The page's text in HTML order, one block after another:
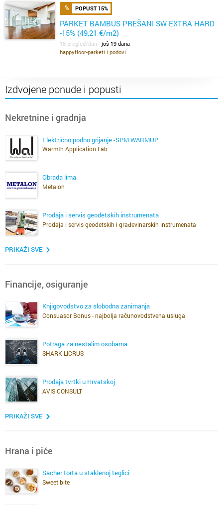
POPUST 15%
PARKET BAMBUS PREŠANI SW EXTRA HARD
-15% (49,21 €/m2)
18 pregled/dan još 19 dana
happyfloor-parketi i podovi
Izdvojene ponude i popusti
Nekretnine i gradnja
Električno podno grijanje -SPM WARMUP
Warmth Application Lab
Obrada lima
Metalon
Prodaja i servis geodetskih instrumenata
Prodaja i servis geodetskih i građevinarskih instrumenata
PRIKAŽI SVE
Financije, osiguranje
Knjigovodstvo za slobodna zanimanja
Consuasor Bonus - najbolja računovodstvena usluga
Potraga za nestalim osobama
SHARK LICRUS
Prodaja tvrtki u Hrvatskoj
AVIS CONSULT
PRIKAŽI SVE
Hrana i piće
Sacher torta u staklenoj teglici
Sweet bite